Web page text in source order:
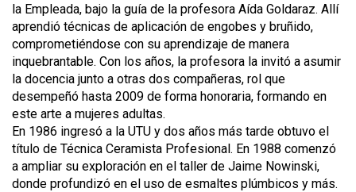
la Empleada, bajo la guía de la profesora Aída Goldaraz. Allí
aprendió técnicas de aplicación de engobes y bruñido,
comprometiéndose con su aprendizaje de manera
inquebrantable. Con los años, la profesora la invitó a asumir
la docencia junto a otras dos compañeras, rol que
desempeñó hasta 2009 de forma honoraria, formando en
este arte a mujeres adultas.
En 1986 ingresó a la UTU y dos años más tarde obtuvo el
título de Técnica Ceramista Profesional. En 1988 comenzó
a ampliar su exploración en el taller de Jaime Nowinski,
donde profundizó en el uso de esmaltes plúmbicos y más.